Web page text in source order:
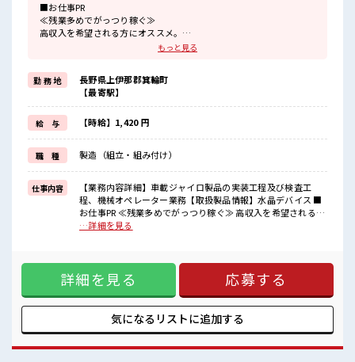
■お仕事PR
≪残業多めでがっつり稼ぐ≫
高収入を希望される方にオススメ。
残業は月20時間以上あります♪
制服があるので、
毎日の服装の悩み解消♪
≪未経験でも活躍できる≫
新しいことにチャレンジするのは不安だけど、
しっかり働く環境が整っています！
イチからスキルUP・ステップUP目指していきましょう！
≪様々なお仕事をご提案≫
一人で悩まず気軽に相談できる、
派遣のお仕事です！
■職場の雰囲気
しっかり休める休憩室あり！
オンオフの切替もできちゃう！
残業がしっかりあるお仕事！
高収入もバッチリ目指せますよ！
もっと見る
勤 務 地
長野県上伊那郡箕輪町
【最寄駅】
給 与 【時給】1,420 円
職 種 製造（組立・組み付け）
仕事内容
【業務内容詳細】車載ジャイロ製品の実装工程及び検査工
程、機械オペレーター業務【取扱製品情報】水晶デバイス ■
お仕事PR ≪残業多めでがっつり稼ぐ≫ 高収入を希望される方
にオススメ。 残業は月20時間以上あります♪ ≪機能的な制服
ど、 しっかり働く環境が整っています！ イチからスキルUP・
ステップUP目指していきましょう！ ≪様々なお仕事をご提案
≫ 一人で悩まず気軽に相談できる、 派遣のお仕事です！ ■職
場の雰囲気 しっかり休める休憩室あり！ オンオフの切替もで
きちゃう！ 持ち物が多いあなたにもぴったり☆ ロッカー付き
職場♪ 残業がしっかりあるお仕事！ 高収入もバッチリ目指せ
…詳細を見る
詳細を見る 応募する
気になるリストに追加する